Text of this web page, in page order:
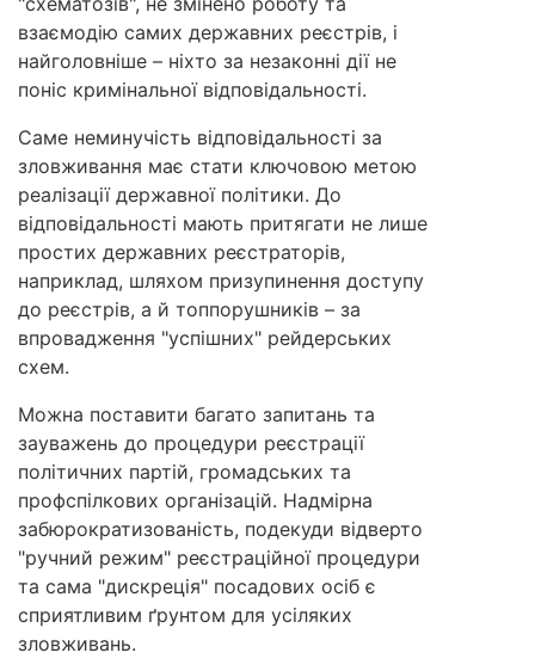
взаємодію самих державних реєстрів, і
найголовніше – ніхто за незаконні дії не
поніс кримінальної відповідальності.
Саме неминучість відповідальності за
зловживання має стати ключовою метою
реалізації державної політики. До
відповідальності мають притягати не лише
простих державних реєстраторів,
наприклад, шляхом призупинення доступу
до реєстрів, а й топпорушників – за
впровадження "успішних" рейдерських
схем.
Можна поставити багато запитань та
зауважень до процедури реєстрації
політичних партій, громадських та
профспілкових організацій. Надмірна
забюрократизованість, подекуди відверто
"ручний режим" реєстраційної процедури
та сама "дискреція" посадових осіб є
сприятливим ґрунтом для усіляких
зловживань.